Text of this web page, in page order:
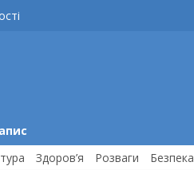
Здоров’я Розваги Безпека